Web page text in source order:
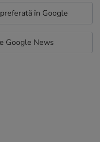
în Google
Google News